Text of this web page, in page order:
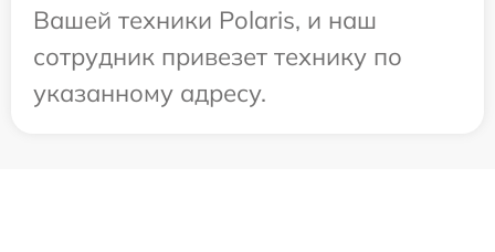
Вашей техники Polaris, и наш
сотрудник привезет технику по
указанному адресу.